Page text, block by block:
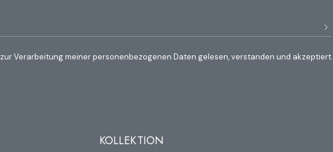
Verarbeitung meiner personenbezogenen Daten gelesen, verstanden und akzeptiert.
KOLLEKTION